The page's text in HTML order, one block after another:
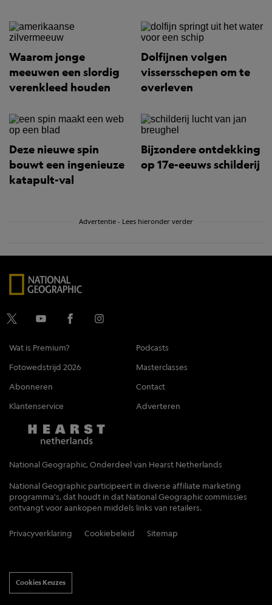
Waarom jonge
meeuwen een slordig
verenkleed houden
Dolfijnen volgen
vissersschepen om te
overleven
Deze nieuwe spin
bouwt een ingenieuze
katapult-val
Bijzondere ontdekking
op 17e-eeuws schilderij
Advertentie - Lees hieronder verder
Wat is Premium?
Podcasts
Fotowedstrijd 2026
Masterclasses
Abonneren
Contact
Klantenservice
Adverteren
National Geographic, Onderdeel van Hearst Netherlands
National Geographic participeert in diverse affiliate marketing
programma's, dat houdt in dat National Geographic commissies
ontvangt voor aankopen middels links van retailers.
Privacyverklaring Cookiebeleid Sitemap
Cookies Keuzes